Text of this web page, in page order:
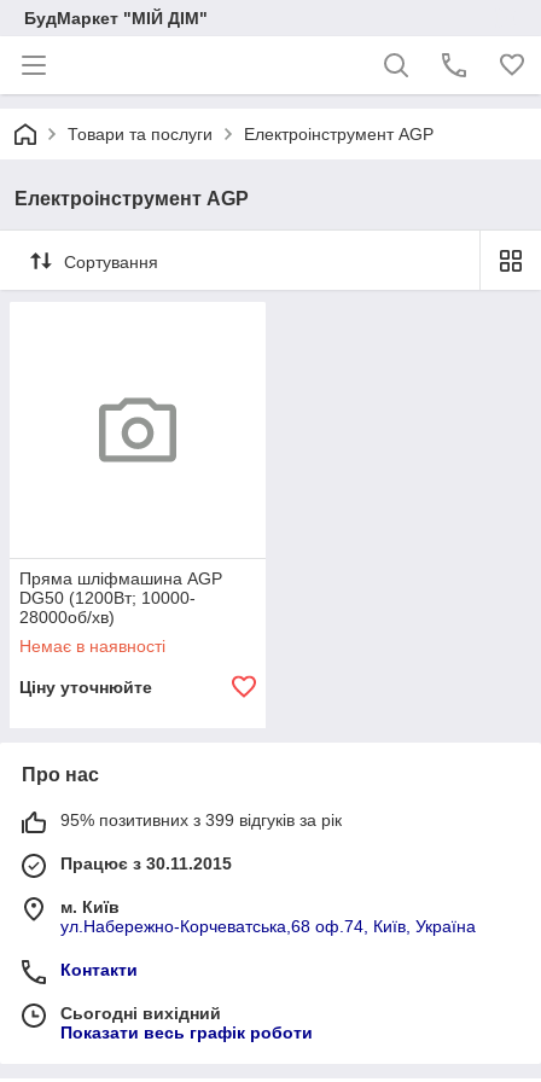
БудМаркет "МІЙ ДІМ"
Товари та послуги Електроінструмент AGP
Електроінструмент AGP
Сортування
Пряма шліфмашина AGP
DG50 (1200Вт; 10000-
28000об/хв)
Немає в наявності
Ціну уточнюйте
Про нас
95% позитивних з 399 відгуків за рік
Працює з 30.11.2015
м. Київ
ул.Набережно-Корчеватська,68 оф.74, Київ, Україна
Контакти
Сьогодні вихідний
Показати весь графік роботи